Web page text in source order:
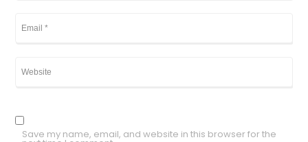
Save my name, email, and website in this browser for the